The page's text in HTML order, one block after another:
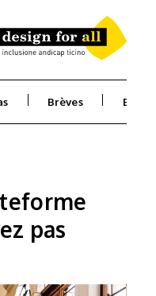
Brèves
pas